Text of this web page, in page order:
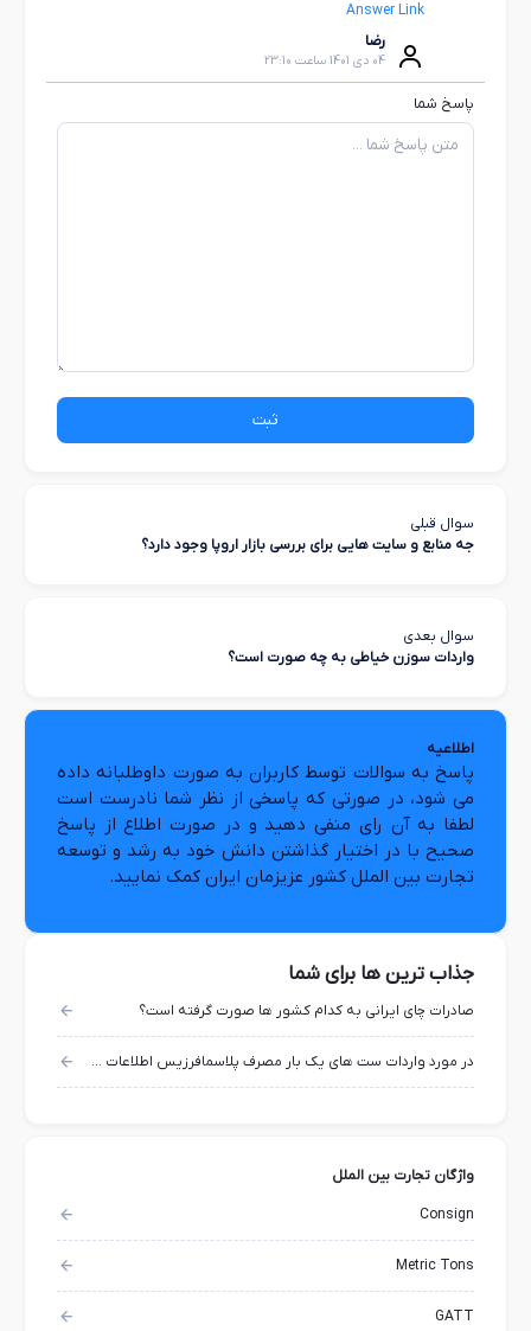
Answer Link
رضا
04 دی 1401 ساعت 23:10
پاسخ شما
ثبت
سوال قبلی
جه منابع و سایت هایی برای بررسی بازار اروپا وجود دارد؟
سوال بعدی
واردات سوزن خیاطی به چه صورت است؟
اطلاعیه
پاسخ به سوالات توسط کاربران به صورت داوطلبانه داده
می شود، در صورتی که پاسخی از نظر شما نادرست است
لطفا به آن رای منفی دهید و در صورت اطلاع از پاسخ
صحیح با در اختیار گذاشتن دانش خود به رشد و توسعه
تجارت بین الملل کشور عزیزمان ایران کمک نمایید.
جذاب ترین ها برای شما
صادرات چای ایرانی به کدام کشور ها صورت گرفته است؟
در مورد واردات ست هاي يك بار مصرف پلاسمافرزيس اطلاعات ميخواستم
واژگان تجارت بین الملل
Consign
Metric Tons
GATT